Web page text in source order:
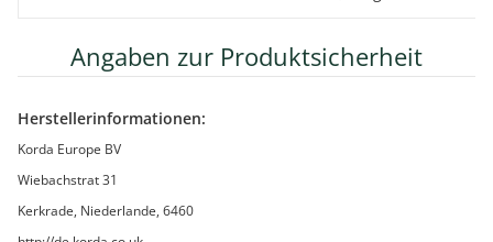
Angaben zur Produktsicherheit
Herstellerinformationen:
Korda Europe BV
Wiebachstrat 31
Kerkrade, Niederlande, 6460